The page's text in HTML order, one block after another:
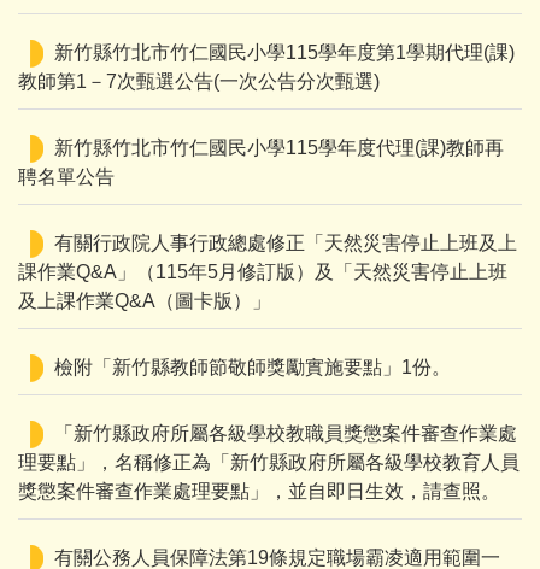
新竹縣竹北市竹仁國民小學115學年度第1學期代理(課)
教師第1－7次甄選公告(一次公告分次甄選)
新竹縣竹北市竹仁國民小學115學年度代理(課)教師再
聘名單公告
有關行政院人事行政總處修正「天然災害停止上班及上
課作業Q&A」（115年5月修訂版）及「天然災害停止上班
及上課作業Q&A（圖卡版）」
檢附「新竹縣教師節敬師獎勵實施要點」1份。
「新竹縣政府所屬各級學校教職員獎懲案件審查作業處
理要點」，名稱修正為「新竹縣政府所屬各級學校教育人員
獎懲案件審查作業處理要點」，並自即日生效，請查照。
有關公務人員保障法第19條規定職場霸凌適用範圍一